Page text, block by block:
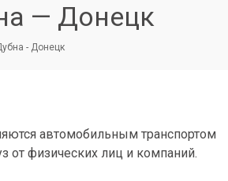
— Донецк
- Донецк
автомобильным транспортом
от физических лиц и компаний.